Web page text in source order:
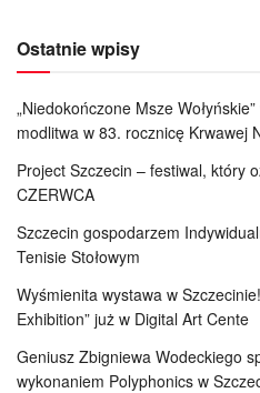
Ostatnie wpisy
„Niedokończone Msze
modlitwa w 83. rocznicę Krwawej
Project Szczecin – festiwal, który
CZERWCA
Szczecin gospodarzem
Tenisie Stołowym
Wyśmienita wystawa w
Exhibition” już w Digital Art Cente
Geniusz Zbigniewa Wodeckiego
wykonaniem Polyphonics w